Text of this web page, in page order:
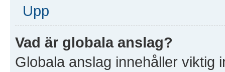
Upp
Vad är globala anslag?
Globala anslag innehåller viktig